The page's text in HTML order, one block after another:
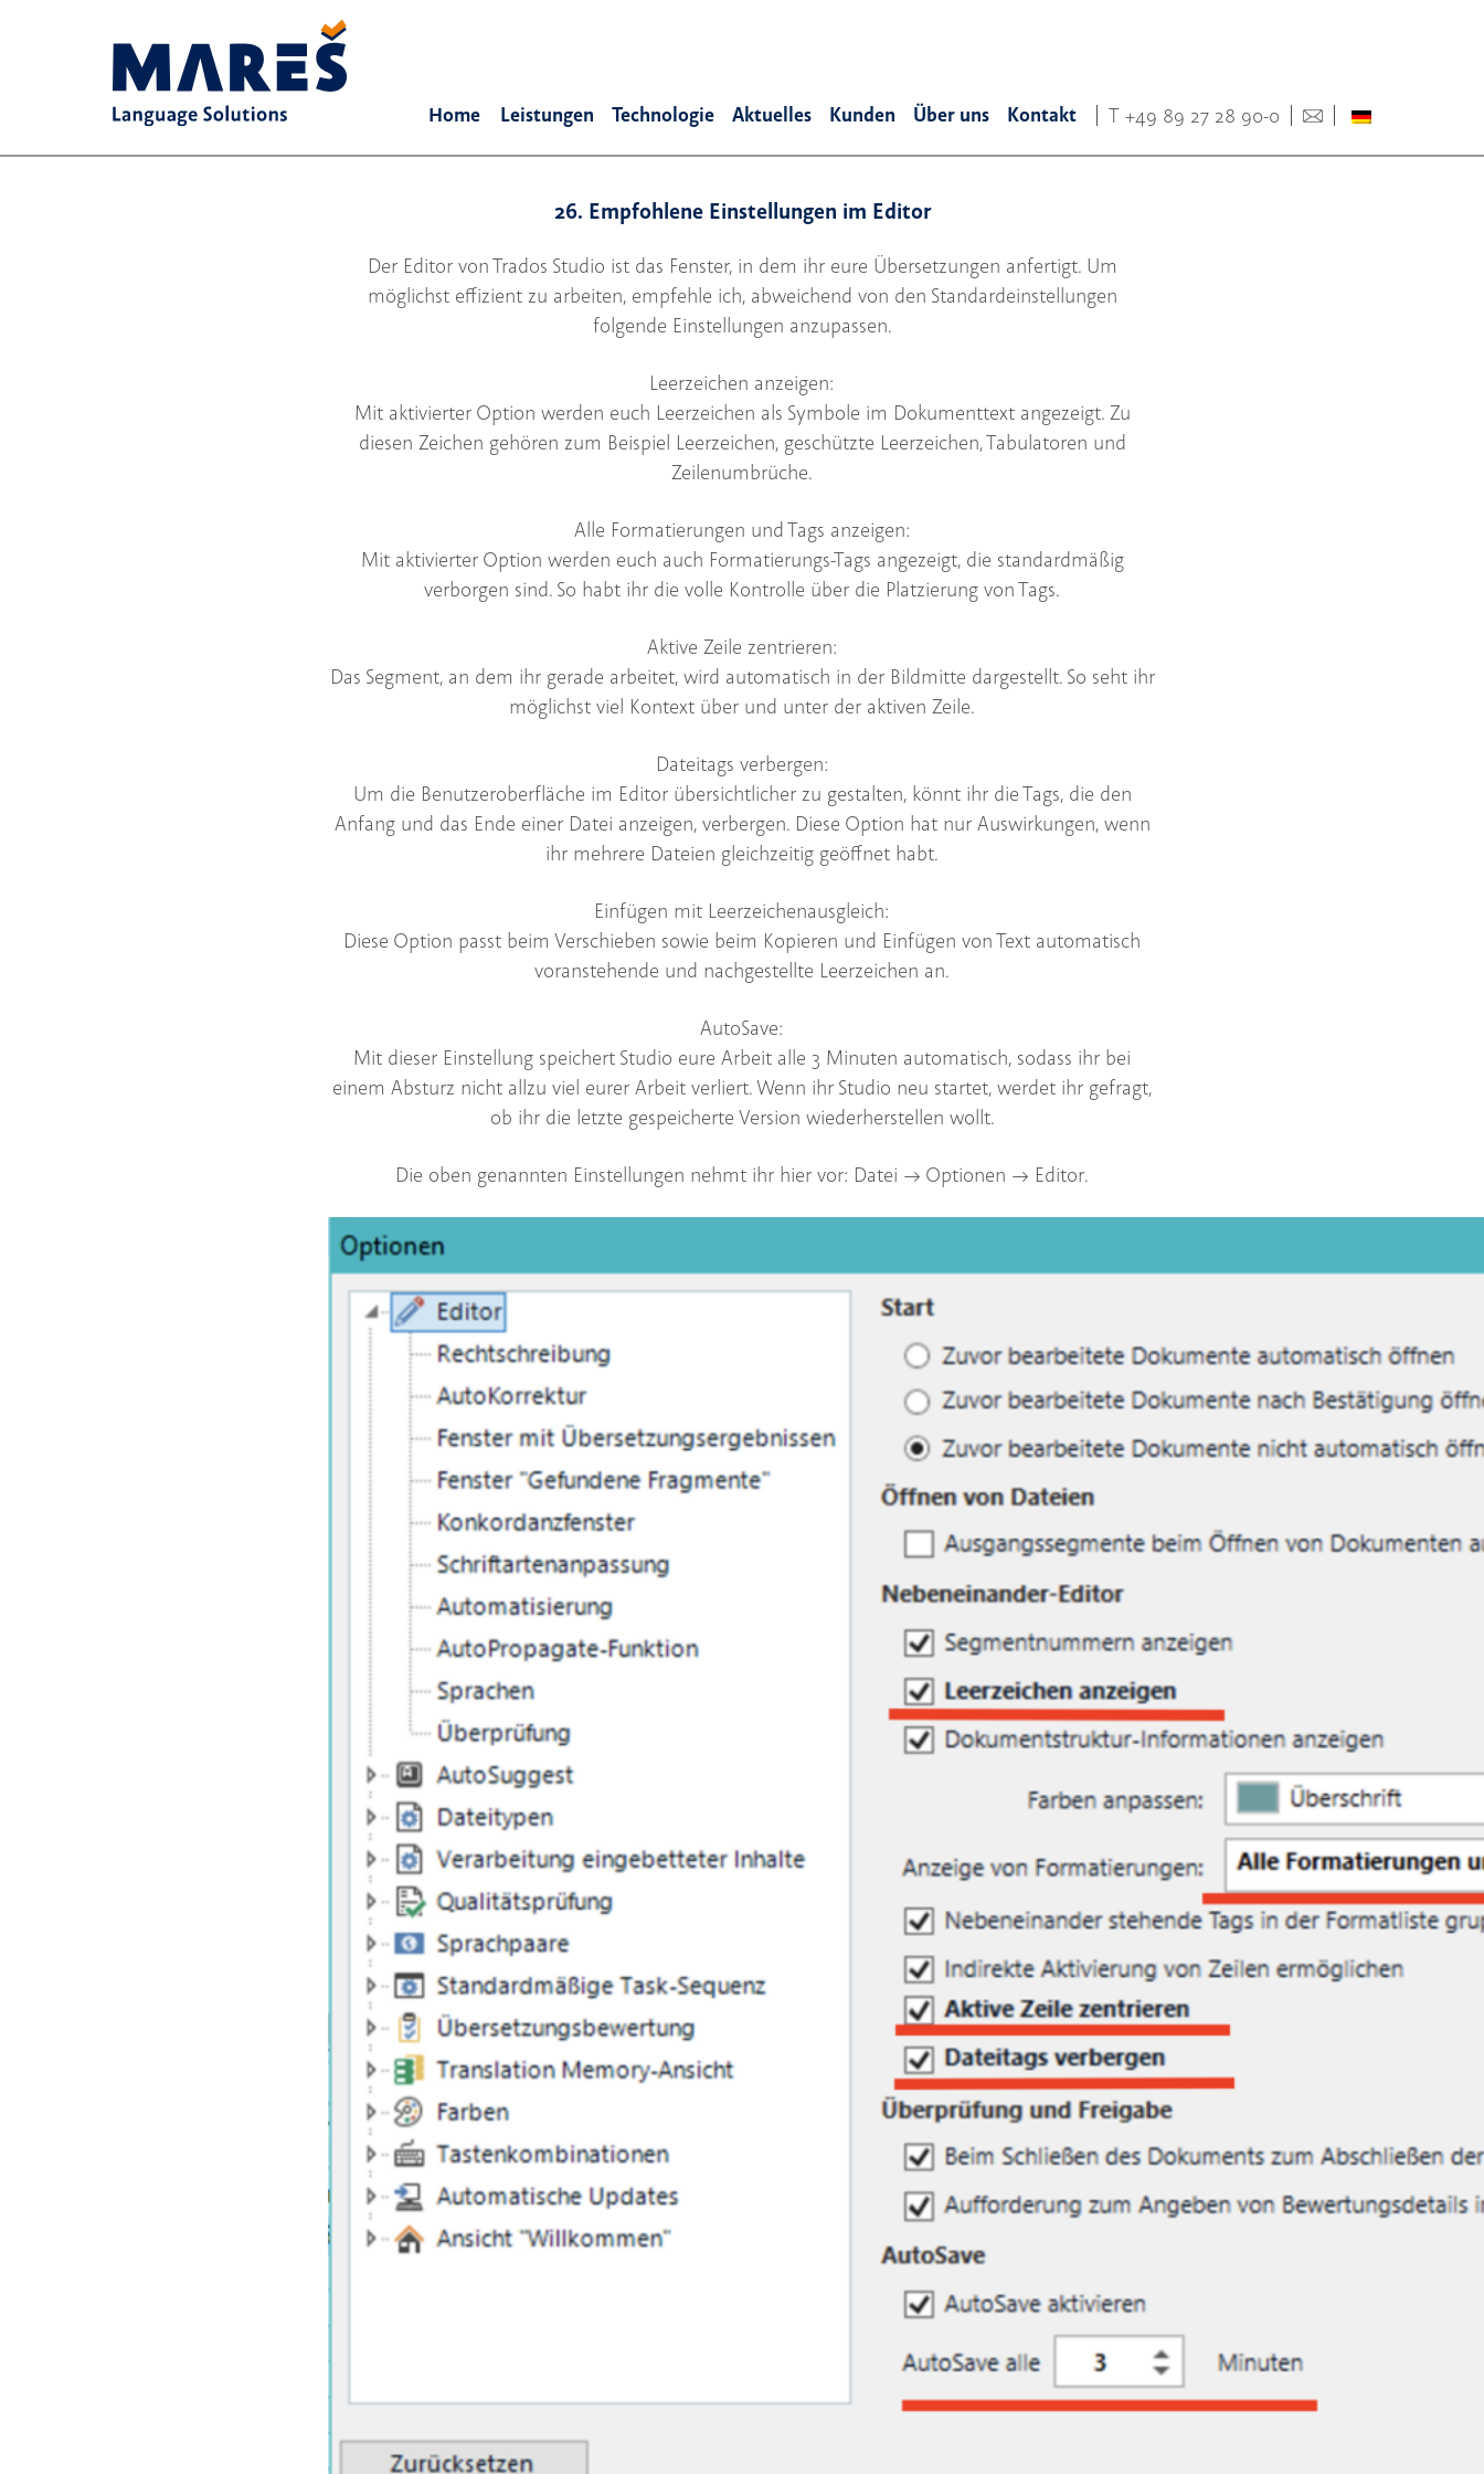
Home Leistungen Technologie Aktuelles Kunden Über uns Kontakt T +49 89 27 28 90-0
26. Empfohlene Einstellungen im Editor
Der Editor von Trados Studio ist das Fenster, in dem ihr eure Übersetzungen anfertigt. Um
möglichst effizient zu arbeiten, empfehle ich, abweichend von den Standardeinstellungen
folgende Einstellungen anzupassen.
Leerzeichen anzeigen:
Mit aktivierter Option werden euch Leerzeichen als Symbole im Dokumenttext angezeigt. Zu
diesen Zeichen gehören zum Beispiel Leerzeichen, geschützte Leerzeichen, Tabulatoren und
Zeilenumbrüche.
Alle Formatierungen und Tags anzeigen:
Mit aktivierter Option werden euch auch Formatierungs-Tags angezeigt, die standardmäßig
verborgen sind. So habt ihr die volle Kontrolle über die Platzierung von Tags.
Aktive Zeile zentrieren:
Das Segment, an dem ihr gerade arbeitet, wird automatisch in der Bildmitte dargestellt. So seht ihr
möglichst viel Kontext über und unter der aktiven Zeile.
Dateitags verbergen:
Um die Benutzeroberfläche im Editor übersichtlicher zu gestalten, könnt ihr die Tags, die den
Anfang und das Ende einer Datei anzeigen, verbergen. Diese Option hat nur Auswirkungen, wenn
ihr mehrere Dateien gleichzeitig geöffnet habt.
Einfügen mit Leerzeichenausgleich:
Diese Option passt beim Verschieben sowie beim Kopieren und Einfügen von Text automatisch
voranstehende und nachgestellte Leerzeichen an.
AutoSave:
Mit dieser Einstellung speichert Studio eure Arbeit alle 3 Minuten automatisch, sodass ihr bei
einem Absturz nicht allzu viel eurer Arbeit verliert. Wenn ihr Studio neu startet, werdet ihr gefragt,
ob ihr die letzte gespeicherte Version wiederherstellen wollt.
Die oben genannten Einstellungen nehmt ihr hier vor: Datei --> Optionen --> Editor.